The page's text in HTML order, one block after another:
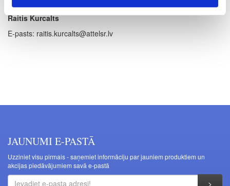
Latgales un Vidzemes reģionu tirdzniecības pārstāvis
Raitis Kurcalts
E-pasts: raitis.kurcalts@attelsr.lv
JAUNUMI E-PASTĀ
Uzziniet visu pirmais - saņemiet informāciju par jauniem produktiem un
akcijas piedāvājumiem savā e-pastā